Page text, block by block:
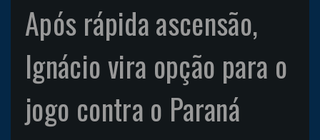
Após rápida ascensão,
Ignácio vira opção para o
jogo contra o Paraná